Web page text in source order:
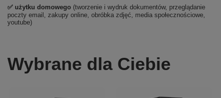
✅ użytku domowego (tworzenie i wydruk dokumentów, przeglądanie
poczty email, zakupy online, obróbka zdjęć, media społecznościowe,
youtube)
Wybrane dla Ciebie